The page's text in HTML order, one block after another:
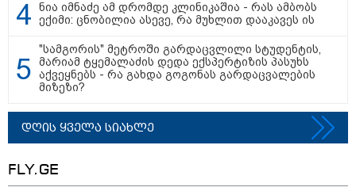
„რიკოთის მსგავსი რთული
საინჟინრო ობიექტების მოვლა-
პატრონობა განსაკუთრებულ
პასუხისმგებლობას მოითხოვს“-
რატომ გახდა საჭირო გზების
მოვლა-პატრონობისთვის
გაუქმებებს იღებენ, საკმაოდ დიდი
ზარალისკენ წავალთ - მეგონა,
ნია იმნაძე ამ დრომდე კლინიკაშია - რას ამბობს
ექიმი: ცნობილია ასევე, რა მუხლით დააკავეს ის
"სამგორის" მეტროში გარდაცვლილი სტუდენტის,
მარიამ ტყემალაძის დედა ექსპერტიზის პასუხს
აქვეყნებს - რა გახდა გოგონას გარდაცვალების
მიზეზი?
დღის ყველა სიახლე
FLY.GE